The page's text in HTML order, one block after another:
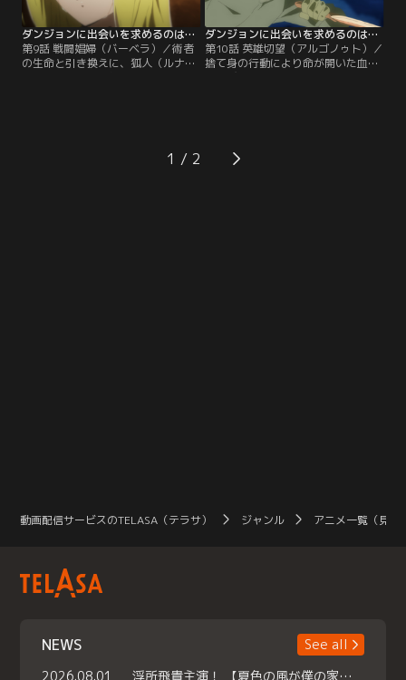
ア】が…。【提供：バンダイチャン
ネル】
ル】
ダンジョンに出会いを求めるのは間違っているだろうかII 第09話
第9話 戦闘娼婦（バーベラ）／術者
の生命と引き換えに、狐人（ルナー
をアイシャに見透かされ、言い返す
ことすらできなかった。ベルが憧
ダンジョンに出会いを求めるのは間違っているだろうかII 第10話
第10話 英雄切望（アルゴノゥト）／
捨て身の行動により命が開いた血路
に飛び込み、殺生石を砕いたベル。
『階位昇華（レベルブースト）』の
妖術が加護を与えた先はベル・クラ
1
動画配信サービスのTELASA（テラサ） ジャンル アニメ一覧（見放
NEWS
See all
2026.08.01
浮所飛貴主演！ 【夏色の風が僕の家にやってきた】 本日よりテラサで独占配信スタート！